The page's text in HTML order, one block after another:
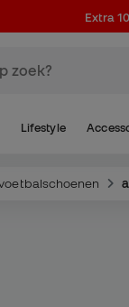
Extra
Lifestyle